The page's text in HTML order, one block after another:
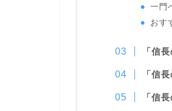
一門
おす
「信
「信
「信